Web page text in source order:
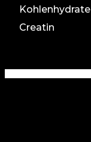
Kohlenhydrate
Creatin